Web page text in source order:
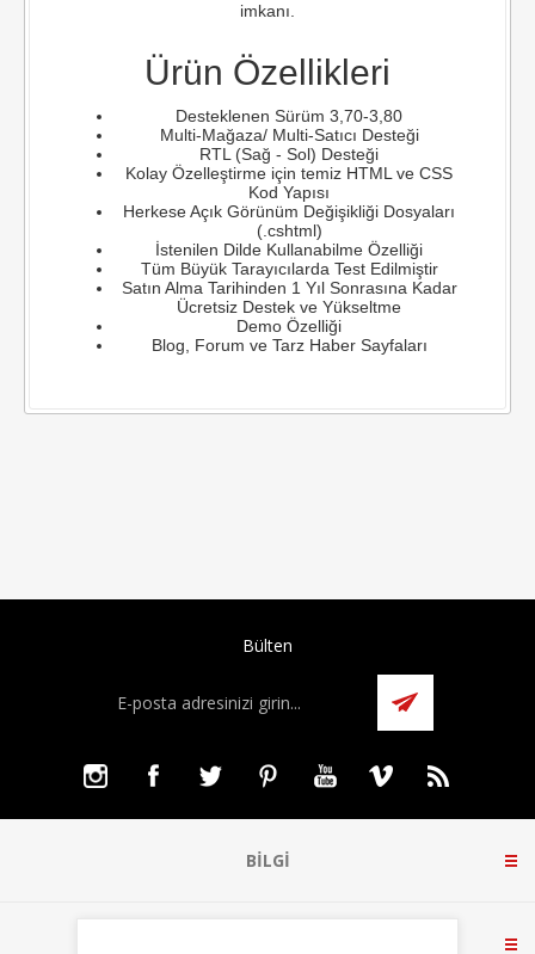
imkanı.
Ürün Özellikleri
Desteklenen Sürüm 3,70-3,80
Multi-Mağaza/ Multi-Satıcı Desteği
RTL (Sağ - Sol) Desteği
Kolay Özelleştirme için temiz HTML ve CSS
Kod Yapısı
Herkese Açık Görünüm Değişikliği Dosyaları
(.cshtml)
İstenilen Dilde Kullanabilme Özelliği
Tüm Büyük Tarayıcılarda Test Edilmiştir
Satın Alma Tarihinden 1 Yıl Sonrasına Kadar
Ücretsiz Destek ve Yükseltme
Demo Özelliği
Blog, Forum ve Tarz Haber Sayfaları
Bülten
BILGI